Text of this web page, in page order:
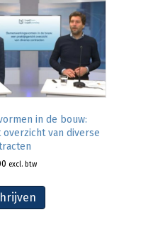
in de bouw:
van diverse
excl. btw